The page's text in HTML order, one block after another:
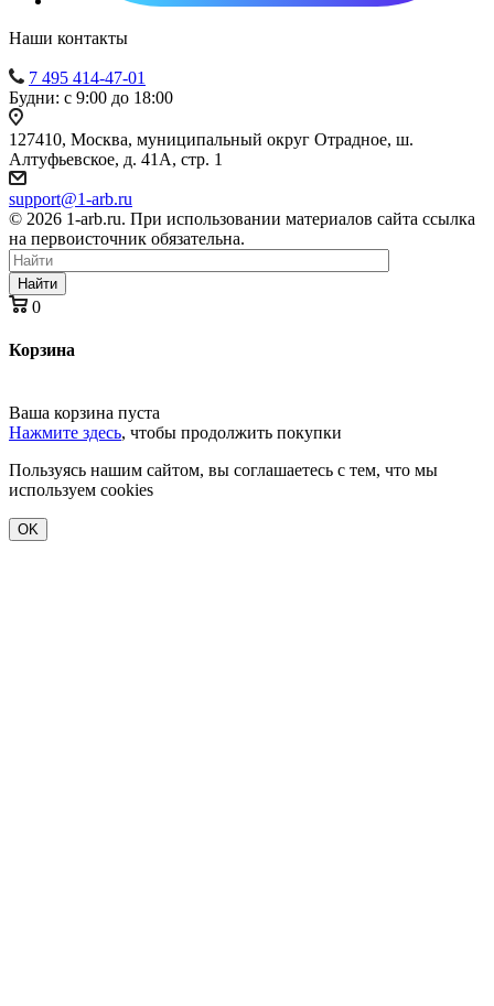
Наши контакты
7 495 414-47-01
Будни: с 9:00 до 18:00
127410, Москва, муниципальный округ Отрадное, ш.
Алтуфьевское, д. 41А, стр. 1
support@1-arb.ru
© 2026 1-arb.ru. При использовании материалов сайта ссылка
на первоисточник обязательна.
Найти
0
Корзина
Ваша корзина пуста
Нажмите здесь, чтобы продолжить покупки
Пользуясь нашим сайтом, вы соглашаетесь с тем, что мы
используем cookies
OK